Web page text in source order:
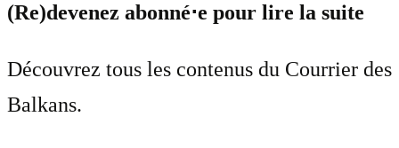
(Re)devenez abonné⋅e pour lire la suite
Découvrez tous les contenus du Courrier des
Balkans.